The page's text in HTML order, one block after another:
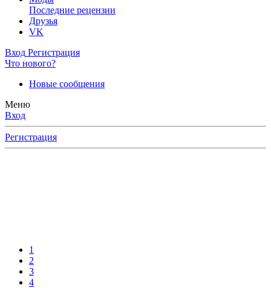
Последние рецензии
Друзья
VK
Вход Регистрация
Что нового?
Новые сообщения
Меню
Вход
Регистрация
1
2
3
4